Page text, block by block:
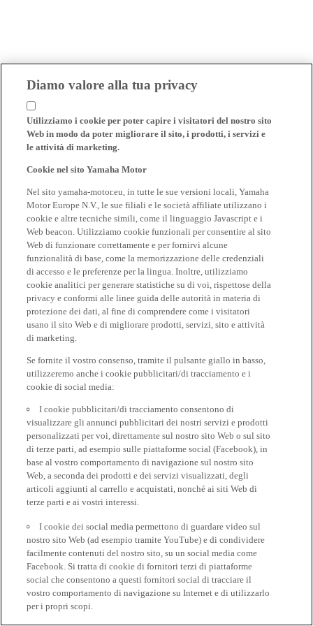
Diamo valore alla tua privacy
Utilizziamo i cookie per poter capire i visitatori del nostro sito
Web in modo da poter migliorare il sito, i prodotti, i servizi e
le attività di marketing.
Cookie nel sito Yamaha Motor
Nel sito yamaha-motor.eu, in tutte le sue versioni locali, Yamaha
Motor Europe N.V., le sue filiali e le società affiliate utilizzano i
cookie e altre tecniche simili, come il linguaggio Javascript e i
Web beacon. Utilizziamo cookie funzionali per consentire al sito
Web di funzionare correttamente e per fornirvi alcune
funzionalità di base, come la memorizzazione delle credenziali
di accesso e le preferenze per la lingua. Inoltre, utilizziamo
cookie analitici per generare statistiche su di voi, rispettose della
privacy e conformi alle linee guida delle autorità in materia di
protezione dei dati, al fine di comprendere come i visitatori
usano il sito Web e di migliorare prodotti, servizi, sito e attività
di marketing.
Se fornite il vostro consenso, tramite il pulsante giallo in basso,
utilizzeremo anche i cookie pubblicitari/di tracciamento e i
cookie di social media:
I cookie pubblicitari/di tracciamento consentono di
visualizzare gli annunci pubblicitari dei nostri servizi e prodotti
personalizzati per voi, direttamente sul nostro sito Web o sul sito
di terze parti, ad esempio sulle piattaforme social (Facebook), in
base al vostro comportamento di navigazione sul nostro sito
Web, a seconda dei prodotti e dei servizi visualizzati, degli
articoli aggiunti al carrello e acquistati, nonché ai siti Web di
terze parti e ai vostri interessi.
I cookie dei social media permettono di guardare video sul
nostro sito Web (ad esempio tramite YouTube) e di condividere
facilmente contenuti del nostro sito, su un social media come
Facebook. Si tratta di cookie di fornitori terzi di piattaforme
social che consentono a questi fornitori social di tracciare il
vostro comportamento di navigazione su Internet e di utilizzarlo
per i propri scopi.